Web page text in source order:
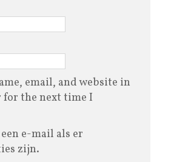
email, and website in
the next time I
e-mail als er
zijn.